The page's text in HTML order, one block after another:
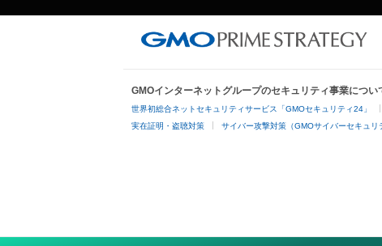
GMOインターネットグループのセキュリティ事業につい
世界初総合ネットセキュリティサービス「GMOセキュリティ24」
実在証明・盗聴対策 サイバー攻撃対策（GMOサイバーセキュリ